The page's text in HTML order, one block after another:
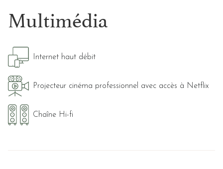
Multimédia
Internet haut débit
Projecteur cinéma professionnel avec accès à Netflix
Chaîne Hi-fi